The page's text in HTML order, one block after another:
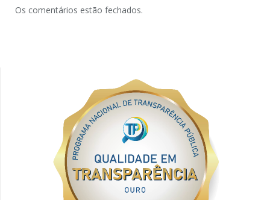
Os comentários estão fechados.